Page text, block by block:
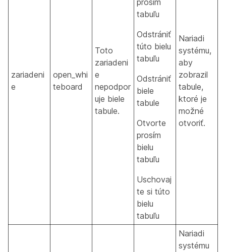
zariadeni
e
open_whi
teboard
Toto
zariadeni
e
nepodpor
uje biele
tabule.
prosím
tabuľu
Odstrániť
túto bielu
tabuľu
Odstrániť
biele
tabule
Otvorte
prosím
bielu
tabuľu
Uschovaj
te si túto
bielu
tabuľu
Nariadi
systému,
aby
zobrazil
tabule,
ktoré je
možné
otvoriť.
Nariadi
systému